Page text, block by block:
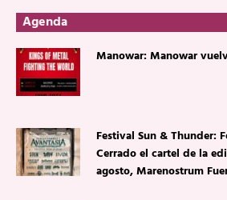
Agenda
Manowar: Manowar
Festival Sun & Thunder:
Cerrado el cartel de la
agosto, Marenostrum